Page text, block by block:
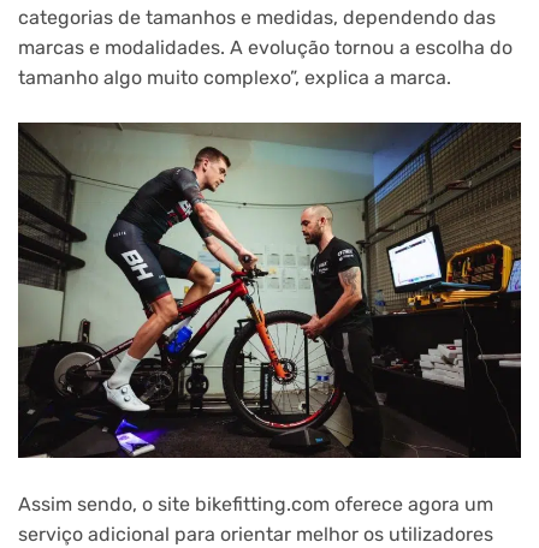
categorias de tamanhos e medidas, dependendo das
marcas e modalidades. A evolução tornou a escolha do
tamanho algo muito complexo”, explica a marca.
Assim sendo, o site bikefitting.com oferece agora um
serviço adicional para orientar melhor os utilizadores